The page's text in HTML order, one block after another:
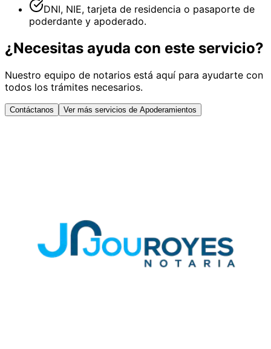
DNI, NIE, tarjeta de residencia o pasaporte de
poderdante y apoderado.
¿Necesitas ayuda con este servicio?
Nuestro equipo de notarios está aquí para ayudarte con
todos los trámites necesarios.
Contáctanos Ver más servicios de Apoderamientos